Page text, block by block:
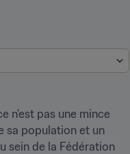
n'est pas une mince
sa population et un
sein de la Fédération